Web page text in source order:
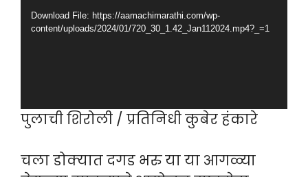
Download File: https://aamachimarathi.com/wp-
content/uploads/2024/01/720_30_1.42_Jan112024.mp4?_=1
पुलाची शिरोली / प्रतिनिधी कुबेर हंकारे
चला डोक्यात दगड भरु या या आगळ्या